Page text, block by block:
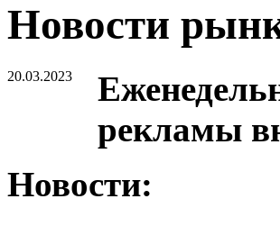
Новости
20.03.2023
рекламы
Новости: